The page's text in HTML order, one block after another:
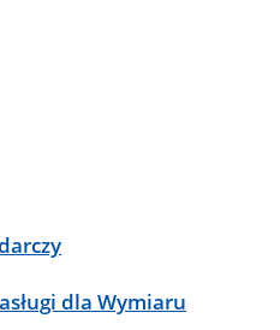
dla Wymiaru